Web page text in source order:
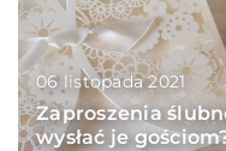
06 listopada 2021
Zaproszenia
wysłać je